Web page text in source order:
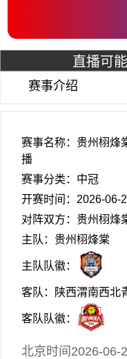
直播可
赛事介绍
赛事名称：贵州栩烽
播
赛事分类： 中冠
开赛时间：2026-06-
对阵双方：贵州栩烽
主队：贵州栩烽棠
主队队徽：
客队：陕西渭南西北
客队队徽：
北京时间2026-06-